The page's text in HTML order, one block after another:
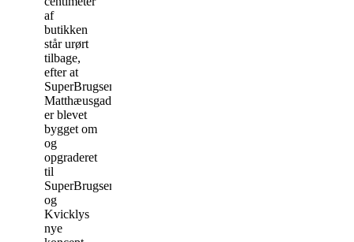
af
butikken
står urørt
tilbage,
efter at
SuperBrugsen
Matthæusgade
er blevet
bygget om
og
opgraderet
til
SuperBrugsens
og
Kvicklys
nye